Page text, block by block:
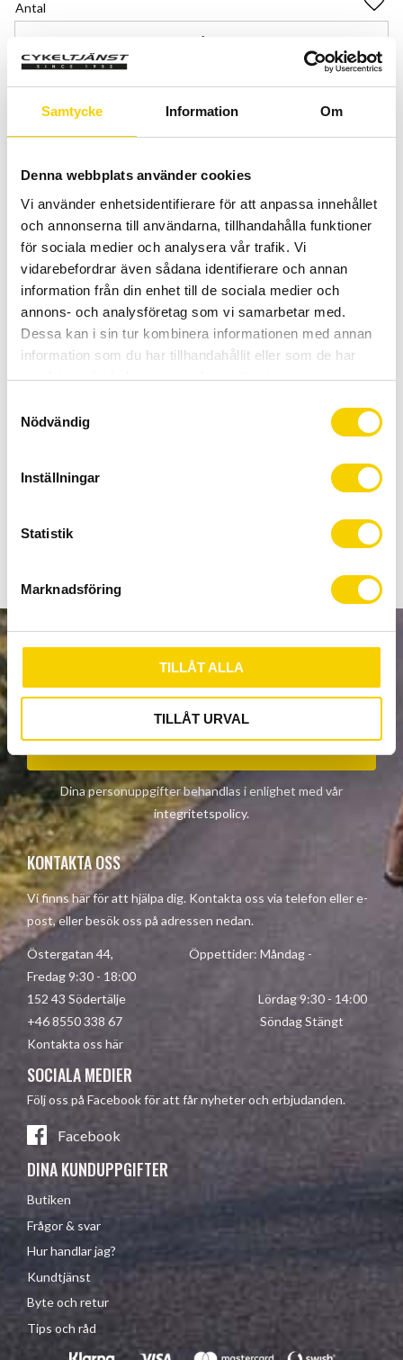
Samtycke Information Om
Denna webbplats använder cookies
Vi använder enhetsidentifierare för att anpassa innehållet
och annonserna till användarna, tillhandahålla funktioner
för sociala medier och analysera vår trafik. Vi
vidarebefordrar även sådana identifierare och annan
information från din enhet till de sociala medier och
annons- och analysföretag som vi samarbetar med.
Dessa kan i sin tur kombinera informationen med annan
information som du har tillhandahållit eller som de har
samlat in när du har använt deras tjänster.
a
l
Nödvändig
Inställningar
Statistik
Marknadsföring
TILLÅT ALLA
TILLÅT URVAL
Antal
KÖP
Kunnig personal och hög kundnöjdhet
Lagerstatus
Beställningsvara
MTB Tubeless Sealant 140 ml – enkel och effektiv
punkteringssäkring
färdigblandad tätningsvätska som snabbt tätar små
mountainbikecyklister som vill köra säkrare och slippa
onödiga stopp.
NYHETSBREV
Dina personuppgifter behandlas i enlighet med vår
integritetspolicy.
KONTAKTA OSS
Vi finns här för att hjälpa dig. Kontakta oss via telefon eller e-
post, eller besök oss på adressen nedan.
Östergatan 44, Öppettider: Måndag -
Fredag 9:30 - 18:00
152 43 Södertälje Lördag 9:30 - 14:00
+46 8550 338 67 Söndag Stängt
Kontakta oss här
SOCIALA MEDIER
Följ oss på Facebook för att får nyheter och erbjudanden.
Facebook
DINA KUNDUPPGIFTER
Butiken
Frågor & svar
Hur handlar jag?
Kundtjänst
Byte och retur
Tips och råd